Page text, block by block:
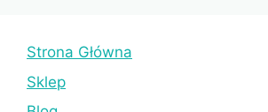
Strona Główna
Sklep